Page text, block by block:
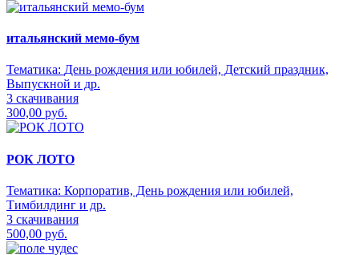
итальянский мемо-бум
Тематика: День рождения или юбилей, Детский праздник,
Выпускной и др.
3 скачивания
300,00 руб.
РОК ЛОТО
Тематика: Корпоратив, День рождения или юбилей,
Тимбилдинг и др.
3 скачивания
500,00 руб.